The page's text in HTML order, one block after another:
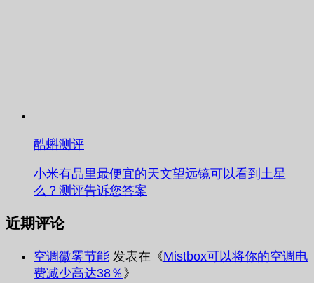
酷蝌测评
小米有品里最便宜的天文望远镜可以看到土星
么？测评告诉您答案
近期评论
空调微雾节能 发表在《Mistbox可以将你的空调电
费减少高达38％ 》